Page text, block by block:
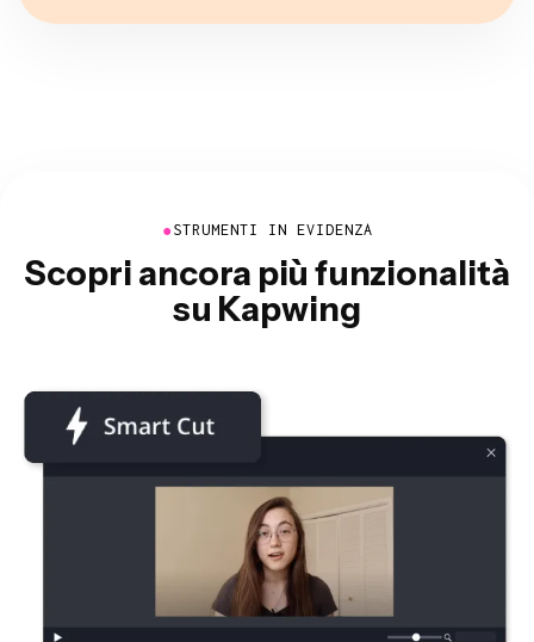
●STRUMENTI IN EVIDENZA
Scopri ancora più funzionalità
su Kapwing